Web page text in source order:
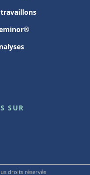
SUR
droits réservés